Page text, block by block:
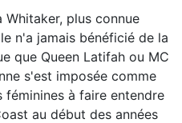
Whitaker, plus connue
n'a jamais bénéficié de la
que Queen Latifah ou MC
s'est imposée comme
à faire entendre
au début des années